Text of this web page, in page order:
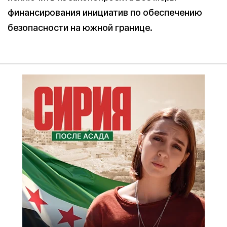
финансирования инициатив по обеспечению
безопасности на южной границе.